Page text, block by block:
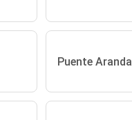
Puente Aranda